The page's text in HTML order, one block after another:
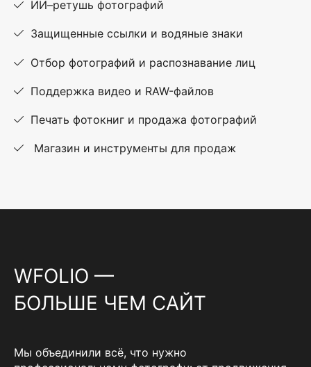
ИИ–ретушь фотографий
Защищенные ссылки и водяные знаки
Отбор фотографий и распознавание лиц
Поддержка видео и RAW-файлов
Печать фотокниг и продажа фотографий
Магазин и инструменты для продаж
WFOLIO —
БОЛЬШЕ ЧЕМ САЙТ
Мы объединили всё, что нужно